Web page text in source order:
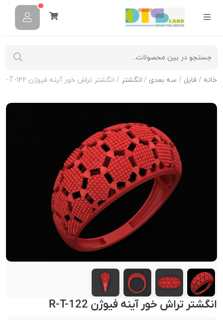
خانه / فایل / سه بعدی / انگشتر / انگشتر تراش خور آینه فیوژن R-T-122
انگشتر تراش خور آینه فیوژن R-T-122